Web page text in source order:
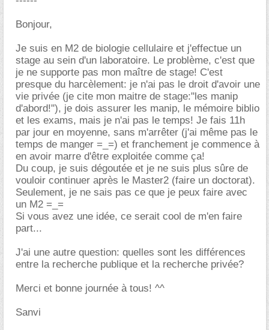
Bonjour,
Je suis en M2 de biologie cellulaire et j'effectue un
stage au sein d'un laboratoire. Le problème, c'est que
je ne supporte pas mon maître de stage! C'est
presque du harcèlement: je n'ai pas le droit d'avoir une
vie privée (je cite mon maitre de stage:"les manip
d'abord!"), je dois assurer les manip, le mémoire biblio
et les exams, mais je n'ai pas le temps! Je fais 11h
par jour en moyenne, sans m'arrêter (j'ai même pas le
temps de manger =_=) et franchement je commence à
en avoir marre d'être exploitée comme ça!
Du coup, je suis dégoutée et je ne suis plus sûre de
vouloir continuer après le Master2 (faire un doctorat).
Seulement, je ne sais pas ce que je peux faire avec
un M2 =_=
Si vous avez une idée, ce serait cool de m'en faire
part...
J'ai une autre question: quelles sont les différences
entre la recherche publique et la recherche privée?
Merci et bonne journée à tous! ^^
Sanvi